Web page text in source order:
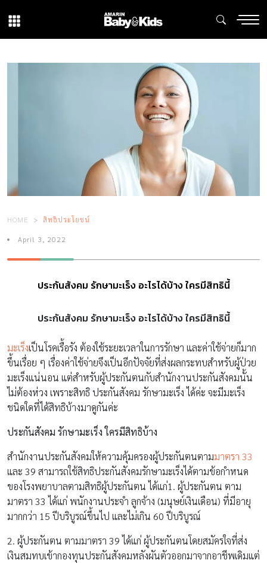
HOME สิทธิประโยชน์
April 3, 2022
ประกันสังคม รักษามะเร็ง อะไรได้บ้าง ใครมีสิทธินี้
ประกันสังคม รักษามะเร็ง อะไรได้บ้าง ใครมีสิทธินี้
มะเร็งเป็นโรคเรื้อรัง ต้องใช้ระยะเวลาในการรักษา และค่าใช้จ่ายก็มาก
ขึ้นเรื่อย ๆ เรื่องค่าใช้จ่ายจึงเป็นอีกปัจจัยที่ส่งผลกระทบสำหรับผู้ป่วย
มะเร็งแน่นอน แต่สำหรับผู้ประกันตนกับสำนักงานประกันสังคมนั้น
ไม่ต้องห่วง เพราะสิทธิ ประกันสังคม รักษามะเร็ง ได้ค่ะ จะมีมะเร็ง
ชนิดใดที่ได้สิทธิบ้างมาดูกันค่ะ
ประกันสังคม รักษามะเร็ง ใครมีสิทธิบ้าง
สำนักงานประกันสังคมให้ความคุ้มครองผู้ประกันตนตามมาตรา 33
และ 39 สามารถใช้สิทธิประกันสังคมรักษามะเร็งได้ตามข้อกำหนด
ของโรงพยาบาลตามสิทธิผู้ประกันตน ได้แก่1. ผู้ประกันตน ตาม
มาตรา 33 ได้แก่ พนักงานประจำ ลูกจ้าง (มนุษย์เงินเดือน) ที่มีอายุ
มากกว่า 15 ปีบริบูรณ์ขึ้นไป และไม่เกิน 60 ปีบริบูรณ์
2. ผู้ประกันตน ตามมาตรา 39 ได้แก่ ผู้ประกันตนโดยสมัครใจที่ส่ง
เงินสมทบเข้ากองทุนประกันสังคมหลังผันตัวออกมาจากอาชีพเดิมแต่